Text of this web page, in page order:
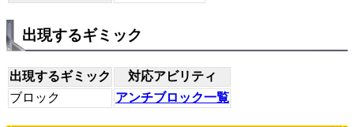
出現するギミック
出現するギミック
対応アビリティ
ブロック
アンチブロック一覧